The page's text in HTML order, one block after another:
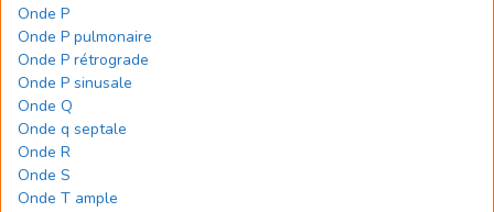
Onde P
Onde P pulmonaire
Onde P rétrograde
Onde P sinusale
Onde Q
Onde q septale
Onde R
Onde S
Onde T ample